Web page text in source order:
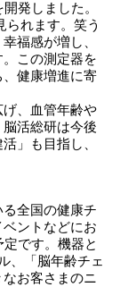
発しました。
られます。笑う
福感が増し、
この測定器を
健康増進に寄
、血管年齢や
活総研は今後
」も目指し、
全国の健康チ
ントなどにお
です。機器と
、「脳年齢チェ
お客さまのニ